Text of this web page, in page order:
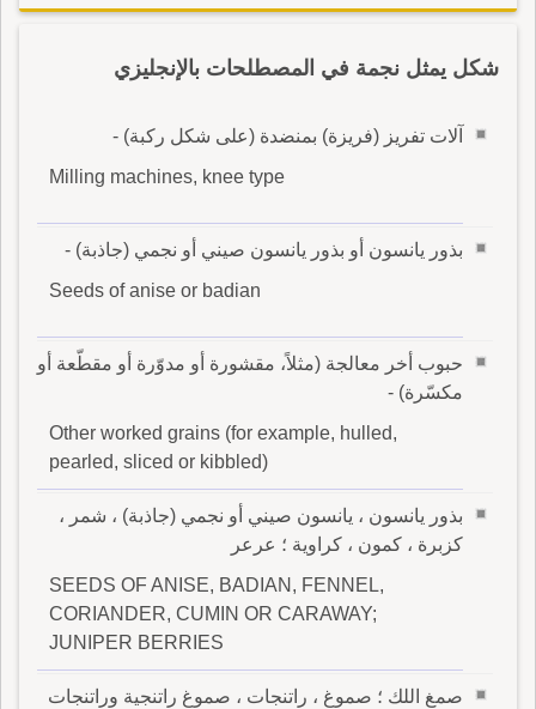
شكل يمثل نجمة في المصطلحات بالإنجليزي
آلات تفريز (فريزة) بمنضدة (على شكل ركبة) -
Milling machines, knee type
بذور يانسون أو بذور يانسون صيني أو نجمي (جاذبة) -
Seeds of anise or badian
حبوب أخر معالجة (مثلاً، مقشورة أو مدوّرة أو مقطّعة أو
مكسّرة) -
Other worked grains (for example, hulled,
pearled, sliced or kibbled)
بذور يانسون ، يانسون صيني أو نجمي (جاذبة) ، شمر ،
كزبرة ، كمون ، كراوية ؛ عرعر
SEEDS OF ANISE, BADIAN, FENNEL,
CORIANDER, CUMIN OR CARAWAY;
JUNIPER BERRIES
صمغ اللك ؛ صموغ ، راتنجات ، صموغ راتنجية وراتنجات